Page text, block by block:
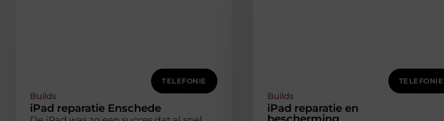
TELEFONIE
Builds
iPad reparatie Enschede
TELEFONIE
Builds
iPad reparatie en